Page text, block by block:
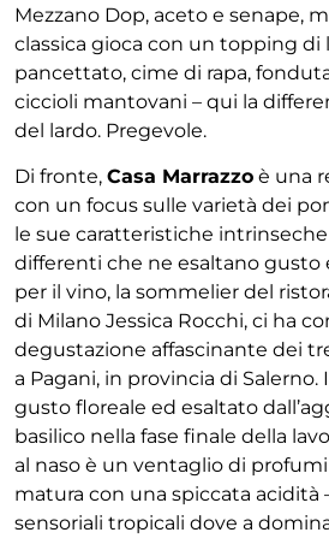
Mezzano Dop, aceto e senape,
classica gioca con un topping di
pancettato, cime di rapa,
ciccioli mantovani – qui la
del lardo. Pregevole.
Di fronte, Casa Marrazzo è una
con un focus sulle varietà dei
le sue caratteristiche
differenti che ne esaltano gusto
per il vino, la sommelier del
di Milano Jessica Rocchi, ci ha
degustazione affascinante dei
a Pagani, in provincia di Salerno. Il
gusto floreale ed esaltato
basilico nella fase finale della
al naso è un ventaglio di
matura con una spiccata acidità
sensoriali tropicali dove a